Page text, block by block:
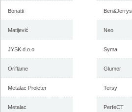
Bonatti
Matijević
JYSK d.o.o
Oriflame
Metalac Proleter
Metalac
Ben&Jerrys
Neo
Syma
Glumer
Tersy
PerfeCT